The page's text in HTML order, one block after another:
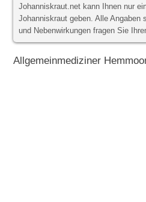
Johanniskraut.net kann Ihnen nur
Johanniskraut geben. Alle Angaben
und Nebenwirkungen fragen Sie
Allgemeinmediziner